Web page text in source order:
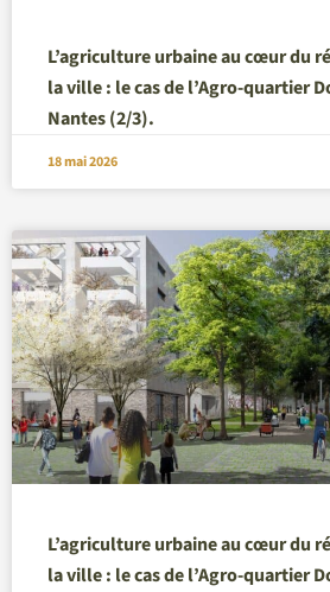
L’agriculture urbaine au cœur du
la ville : le cas de l’Agro-quartier
Nantes (2/3).
18 mai 2026
L’agriculture urbaine au cœur du
la ville : le cas de l’Agro-quartier